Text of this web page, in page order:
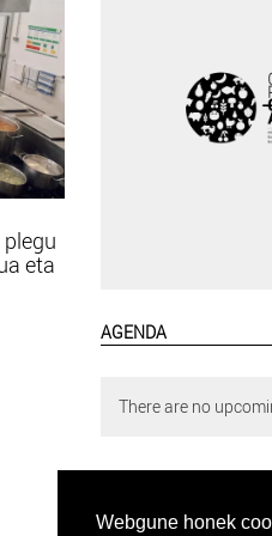
Webgune honek
eta
AGENDA
There are no